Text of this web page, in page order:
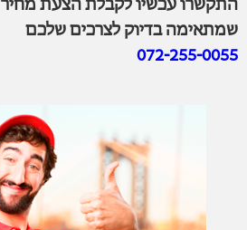
התקשרו עכשיו לקבלת הצעת מחיר
שמתאימה בדיוק לצרכים שלכם
072-255-0055